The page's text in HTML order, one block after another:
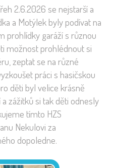
2.6.2026 se nejstarší a
a Motýlek byly podívat na
prohlídky garáží s různou
možnost prohlédnout si
zeptat se na různé
práci s hasičskou
děti byl velice krásně
zážitků si tak děti odnesly
tímto HZS
Nekulovi za
dopoledne.